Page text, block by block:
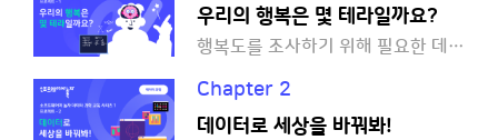
우리의 행복은 몇 테라일까요?
행복도를 조사하기 위해 필요한 데이터는 무엇일까요?
Chapter 2
데이터로 세상을 바꿔봐!